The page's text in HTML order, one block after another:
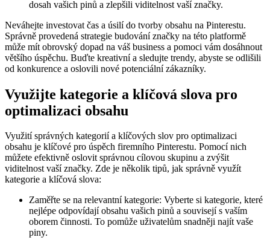
dosah vašich pinů a zlepšili viditelnost vaší značky.
Neváhejte investovat čas a úsilí do tvorby obsahu na Pinterestu.
Správně provedená strategie budování značky na této platformě
může mít obrovský dopad na váš business a pomoci vám dosáhnout
většího úspěchu. Buďte kreativní a sledujte trendy, abyste se odlišili
od konkurence a oslovili nové potenciální zákazníky.
Využijte kategorie a klíčová slova pro
optimalizaci obsahu
Využití správných kategorií a klíčových slov pro optimalizaci
obsahu je klíčové pro úspěch firemního Pinterestu. Pomocí nich
můžete efektivně oslovit správnou cílovou skupinu a zvýšit
viditelnost vaší značky. Zde je několik tipů, jak správně využít
kategorie a klíčová slova:
Zaměřte se na relevantní kategorie: Vyberte si kategorie, které
nejlépe odpovídají obsahu vašich pinů a souvisejí s vaším
oborem činnosti. To pomůže uživatelům snadněji najít vaše
piny.